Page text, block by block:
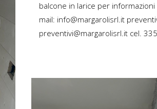
balcone in larice per
mail: info@margarolisrl.it
preventivi@margarolisrl.it cel.